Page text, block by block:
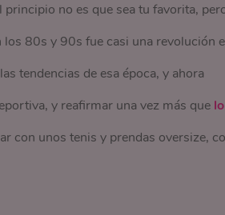
no es que sea tu favorita,
los 80s y 90s fue casi una revolución
tendencias de esa época, y ahora
y reafirmar una vez más que lo
con unos tenis y prendas oversize,